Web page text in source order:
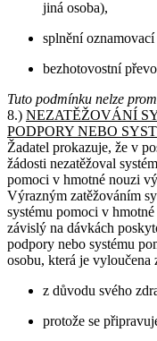
jiná osoba),
splnění
bezhotovostní
Tuto podmínku nelze
8.) NEZATĚŽOVÁNÍ
PODPORY NEBO
Žadatel prokazuje, že v
žádosti nezatěžoval
pomoci v hmotné nouzi
Výrazným zatěžováním
systému pomoci v
závislý na dávkách
podpory nebo systému
osobu, která je
z důvodu svého
protože se